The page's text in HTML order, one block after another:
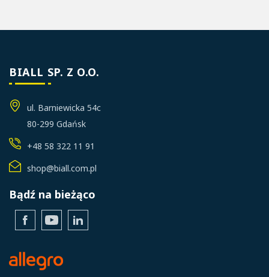
BIALL SP. Z O.O.
ul. Barniewicka 54c
80-299 Gdańsk
+48 58 322 11 91
shop@biall.com.pl
Bądź na bieżąco
FacebookYouTubeLinkedIn